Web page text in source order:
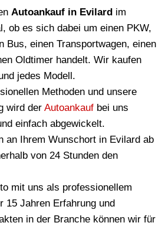
Autoankauf in Evilard im
ob es sich dabei um einen PKW,
Bus, einen Transportwagen, einen
Oldtimer handelt. Wir kaufen
jedes Modell.
Methoden und unsere
wird der Autoankauf bei uns
einfach abgewickelt.
an Ihrem Wunschort in Evilard ab
von 24 Stunden den
mit uns als professionellem
15 Jahren Erfahrung und
in der Branche können wir für